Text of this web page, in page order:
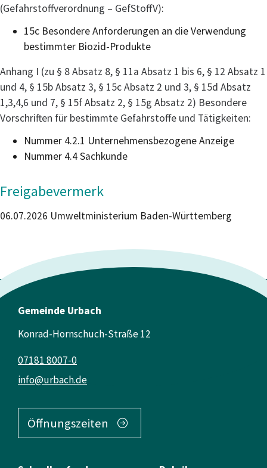
(Gefahrstoffverordnung – GefStoffV):
15c Besondere Anforderungen an die Verwendung
bestimmter Biozid-Produkte
Anhang I (zu § 8 Absatz 8, § 11a Absatz 1 bis 6, § 12 Absatz 1
und 4, § 15b Absatz 3, § 15c Absatz 2 und 3, § 15d Absatz
1,3,4,6 und 7, § 15f Absatz 2, § 15g Absatz 2) Besondere
Vorschriften für bestimmte Gefahrstoffe und Tätigkeiten:
Nummer 4.2.1 Unternehmensbezogene Anzeige
Nummer 4.4 Sachkunde
Freigabevermerk
06.07.2026 Umweltministerium Baden-Württemberg
Gemeinde Urbach
Konrad-Hornschuch-Straße 12
info@urbach.de
07181 8007-0
Öffnungszeiten